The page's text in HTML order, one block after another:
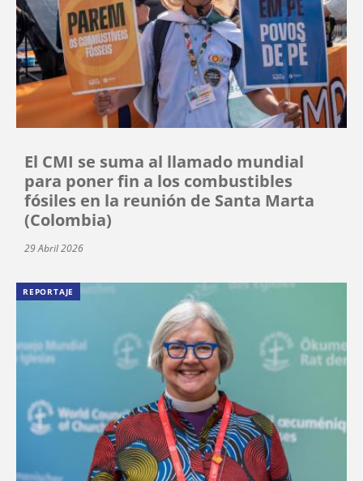
El CMI se suma al llamado mundial
para poner fin a los combustibles
fósiles en la reunión de Santa Marta
(Colombia)
29 Abril 2026
REPORTAJE